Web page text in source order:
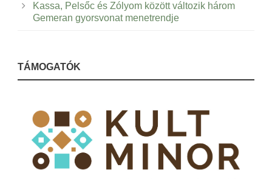
Kassa, Pelsőc és Zólyom között változik három
Gemeran gyorsvonat menetrendje
TÁMOGATÓK